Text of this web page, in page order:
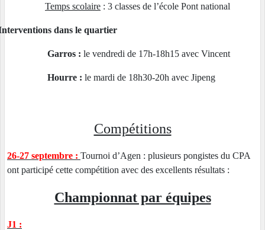
Temps scolaire : 3 classes de l’école Pont national
dans le quartier
Garros : le vendredi de 17h-18h15 avec Vincent
Hourre : le mardi de 18h30-20h avec Jipeng
Compétitions
26-27 septembre : Tournoi d’Agen : plusieurs pongistes du CPA
ont participé cette compétition avec des excellents résultats :
Championnat par équipes
J1 :